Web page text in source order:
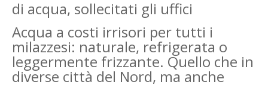
di acqua, sollecitati gli uffici
Acqua a costi irrisori per tutti i
milazzesi: naturale, refrigerata o
leggermente frizzante. Quello che in
diverse città del Nord, ma anche